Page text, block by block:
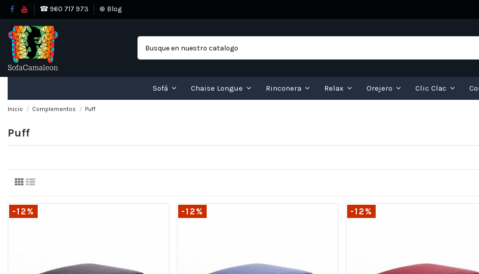
☎ 960 717 973 ⊛ Blog
Sofá Chaise Longue Rinconera Relax Orejero Clic Clac
Inicio Complementos Puff
Puff
-12% -12% -12%